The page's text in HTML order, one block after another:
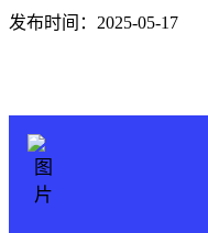
发布时间：2025-05-17